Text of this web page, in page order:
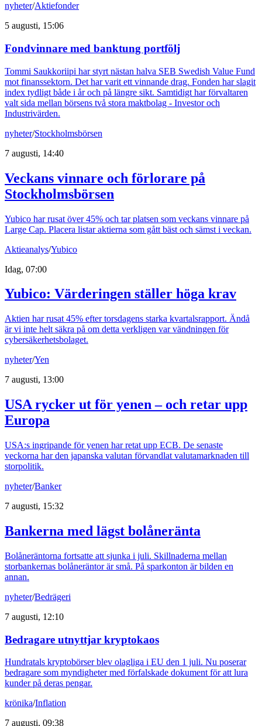
nyheter/Aktiefonder
5 augusti, 15:06
Fondvinnare med banktung portfölj
Tommi Saukkoriipi har styrt nästan halva SEB Swedish Value Fund
mot finanssektorn. Det har varit ett vinnande drag. Fonden har slagit
index tydligt både i år och på längre sikt. Samtidigt har förvaltaren
valt sida mellan börsens två stora maktbolag - Investor och
Industrivärden.
nyheter/Stockholmsbörsen
7 augusti, 14:40
Veckans vinnare och förlorare på
Stockholmsbörsen
Yubico har rusat över 45% och tar platsen som veckans vinnare på
Large Cap. Placera listar aktierna som gått bäst och sämst i veckan.
Aktieanalys/Yubico
Idag, 07:00
Yubico: Värderingen ställer höga krav
Aktien har rusat 45% efter torsdagens starka kvartalsrapport. Ändå
är vi inte helt säkra på om detta verkligen var vändningen för
cybersäkerhetsbolaget.
nyheter/Yen
7 augusti, 13:00
USA rycker ut för yenen – och retar upp
Europa
USA:s ingripande för yenen har retat upp ECB. De senaste
veckorna har den japanska valutan förvandlat valutamarknaden till
storpolitik.
nyheter/Banker
7 augusti, 15:32
Bankerna med lägst bolåneränta
Bolåneräntorna fortsatte att sjunka i juli. Skillnaderna mellan
storbankernas bolåneräntor är små. På sparkonton är bilden en
annan.
nyheter/Bedrägeri
7 augusti, 12:10
Bedragare utnyttjar kryptokaos
Hundratals kryptobörser blev olagliga i EU den 1 juli. Nu poserar
bedragare som myndigheter med förfalskade dokument för att lura
kunder på deras pengar.
krönika/Inflation
7 augusti, 09:38